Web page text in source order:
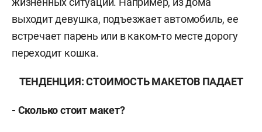
выходит девушка, подъезжает автомобиль, ее
встречает парень или в каком-то месте дорогу
переходит кошка.
ТЕНДЕНЦИЯ: СТОИМОСТЬ МАКЕТОВ ПАДАЕТ
- Сколько стоит макет?